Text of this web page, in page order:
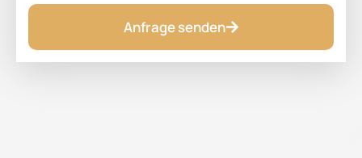
Anfrage senden
Alternative: